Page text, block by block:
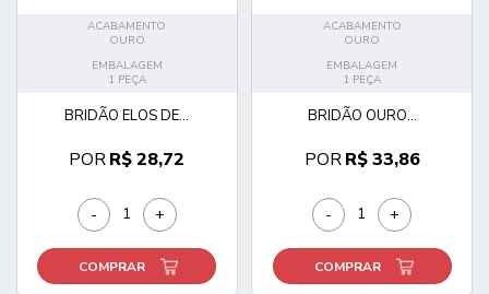
ACABAMENTO
OURO
EMBALAGEM
1 PEÇA
BRIDÃO ELOS DE...
PORR$ 28,72
- +
COMPRAR
ACABAMENTO
OURO
EMBALAGEM
1 PEÇA
BRIDÃO OURO...
PORR$ 33,86
- +
COMPRAR